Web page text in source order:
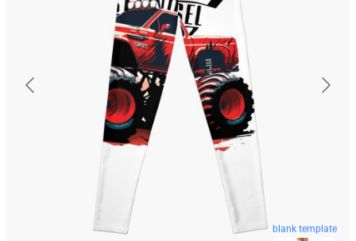
blank template